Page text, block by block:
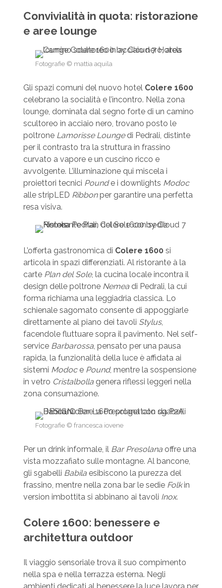
Convivialità in quota: ristorazione
e aree lounge
Fotografie © mattia aquila
Gli spazi comuni del nuovo hotel Colere 1600
celebrano la socialità e l’incontro. Nella zona
lounge, dominata dal segno forte di un camino
scultoreo in acciaio nero, trovano posto le
poltrone Lamorisse Loungedi Pedrali, distinte
per il contrasto tra la struttura in frassino
curvato a vapore e un cuscino ricco e
avvolgente. L’illuminazione qui miscela i
proiettori tecnici Pounde i downlights Modoc
alle stripLED Ribbonper garantire una perfetta
resa visiva.
L’offerta gastronomica di Colere 1600si
articola in spazi differenziati. Al ristorante à la
carte Plan del Sole, la cucina locale incontra il
design delle poltrone Nemeadi Pedrali, la cui
forma richiama una leggiadria classica. Lo
schienale sagomato consente di appoggiarle
direttamente al piano dei tavoli Stylus,
facendole fluttuare sopra il pavimento. Nel self-
service Barbarossa, pensato per una pausa
rapida, la funzionalità della luce è affidata ai
sistemi Modoce Pound, mentre la sospensione
in vetro Cristalbollagenera riflessi leggeri nella
zona consumazione.
Fotografie © francesca iovene
Per un drink informale, il Bar Presolanaoffre una
vista mozzafiato sulle montagne. Al bancone,
gli sgabelli Babilaesibiscono la purezza del
frassino, mentre nella zona bar le sedie Folkin
version imbottita si abbinano ai tavoli Inox.
Colere 1600: benessere e
architettura outdoor
Il viaggio sensoriale trova il suo compimento
nella spa e nella terrazza esterna. Negli